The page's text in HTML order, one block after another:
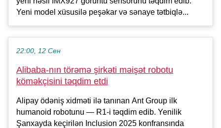
Yeni model xüsusilə peşəkar və sənaye tətbiqlə...
22:00, 12 Сен
Alibaba-nın törəmə şirkəti məişət robotu
köməkçisini təqdim etdi
Alipay ödəniş xidməti ilə tanınan Ant Group ilk
humanoid robotunu — R1-i təqdim edib. Yenilik
Şanxayda keçirilən Inclusion 2025 konfransında